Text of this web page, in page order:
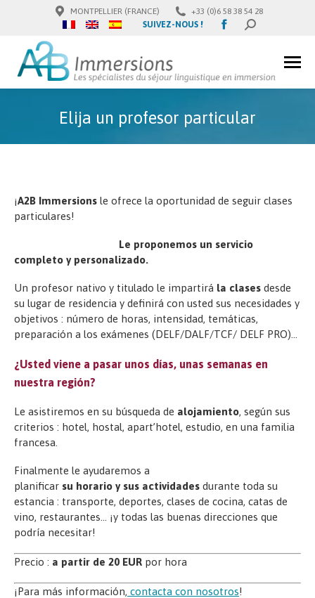
MONTPELLIER (FRANCE)
+33 (0)6 58 38 54 28
SUIVEZ-NOUS !
Facebook
new
window
BUSCAR:
Elija un profesor particular
¡A2B Immersions le ofrece la oportunidad de seguir clases
particulares!
Le proponemos un servicio
completo y personalizado.
Un profesor nativo y titulado le impartirá la clases desde
su lugar de residencia y definirá con usted sus necesidades y
objetivos : número de horas, intensidad, temáticas,
preparación a los exámenes (DELF/DALF/TCF/ DELF PRO)…
¿Usted viene a pasar unos días, unas semanas en
nuestra región?
Le asistiremos en su búsqueda de alojamiento, según sus
criterios : hotel, hostal, apart’hotel, estudio, en una familia
francesa.
Finalmente le ayudaremos a
planificar su horario y sus actividades durante toda su
estancia : transporte, deportes, clases de cocina, catas de
vino, restaurantes… ¡y todas las buenas direcciones que
podría necesitar!
Precio : a partir de 20 EUR por hora
¡Para más información, contacta con nosotros!